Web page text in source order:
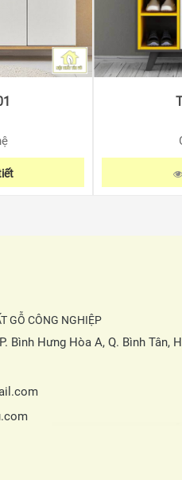
GỖ CÔNG NGHIỆP
Bình Hưng Hòa A, Q. Bình Tân,